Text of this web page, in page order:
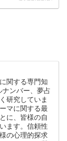
関する専門知
ンバー、夢占
研究していま
マに関する最
に、皆様の自
ます。信頼性
の心理的探求